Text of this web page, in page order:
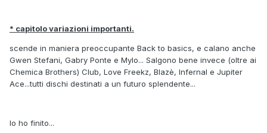
* capitolo variazioni importanti.
scende in maniera preoccupante Back to basics, e calano anche
Gwen Stefani, Gabry Ponte e Mylo... Salgono bene invece (oltre ai
Chemica Brothers) Club, Love Freekz, Blazè, Infernal e Jupiter
Ace...tutti dischi destinati a un futuro splendente...
Io ho finito...